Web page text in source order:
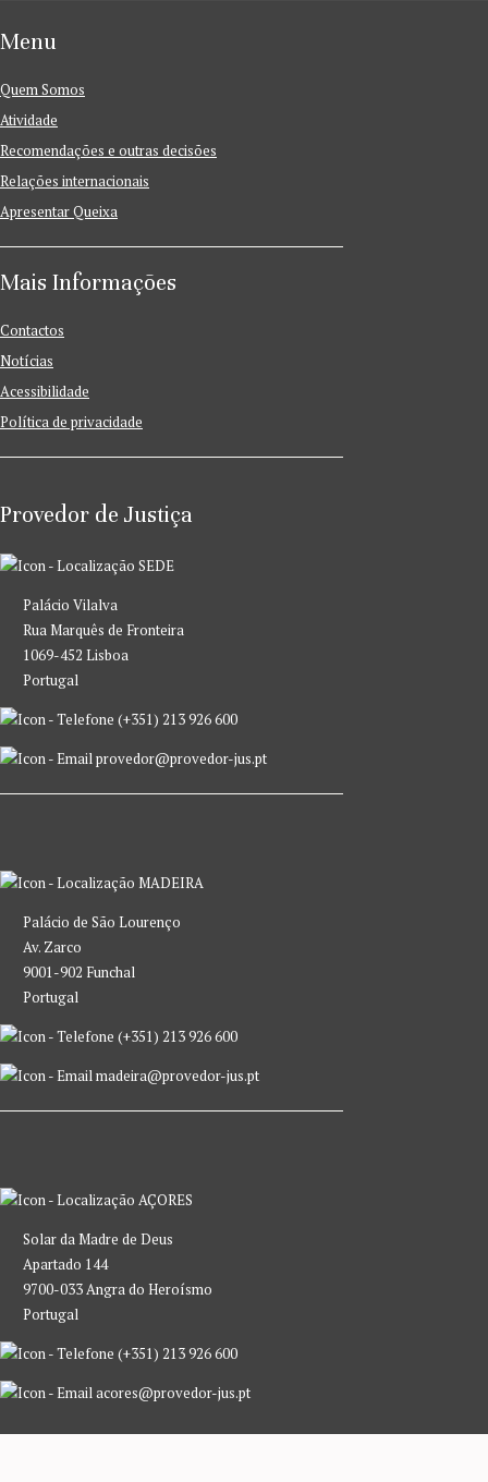
Menu
Quem Somos
Atividade
Recomendações e outras decisões
Relações internacionais
Apresentar Queixa
Mais Informações
Contactos
Notícias
Acessibilidade
Política de privacidade
Provedor de Justiça
SEDE
Palácio Vilalva
Rua Marquês de Fronteira
1069-452 Lisboa
Portugal
(+351) 213 926 600
provedor@provedor-jus.pt
MADEIRA
Palácio de São Lourenço
Av. Zarco
9001-902 Funchal
Portugal
(+351) 213 926 600
madeira@provedor-jus.pt
AÇORES
Solar da Madre de Deus
Apartado 144
9700-033 Angra do Heroísmo
Portugal
(+351) 213 926 600
acores@provedor-jus.pt